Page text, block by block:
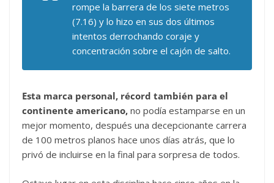
rompe la barrera de los siete metros
(7.16) y lo hizo en sus dos últimos
intentos derrochando coraje y
concentración sobre el cajón de salto.
Esta marca personal, récord también para el
continente americano, no podía estamparse en un
mejor momento, después una decepcionante carrera
de 100 metros planos hace unos días atrás, que lo
privó de incluirse en la final para sorpresa de todos.